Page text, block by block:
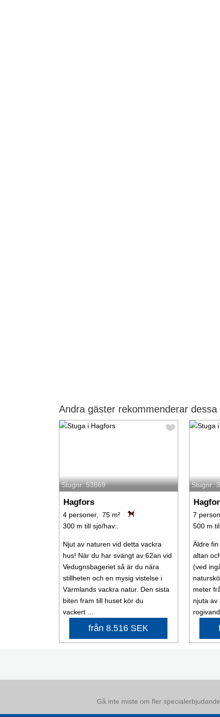
Andra gäster rekommenderar
Stugnr: 53869
Hagfors
4 personer, 75 m²
300 m till sjö/hav:.
Njut av naturen vid detta vackra
hus! När du har svängt av 62an vid
Vedugnsbageriet så är du nära
stillheten och en mysig vistelse i
Värmlands vackra natur. Den sista
biten fram till huset kör du
vackert ...
från 8.516 SEK
Stugnr:
7
500 m
Äldre
altan
(ved
meter
njuta av
Gå inte miste om fler